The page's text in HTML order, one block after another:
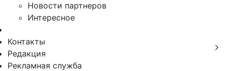
Новости партнеров
Интересное
Контакты
Редакция
Рекламная служба